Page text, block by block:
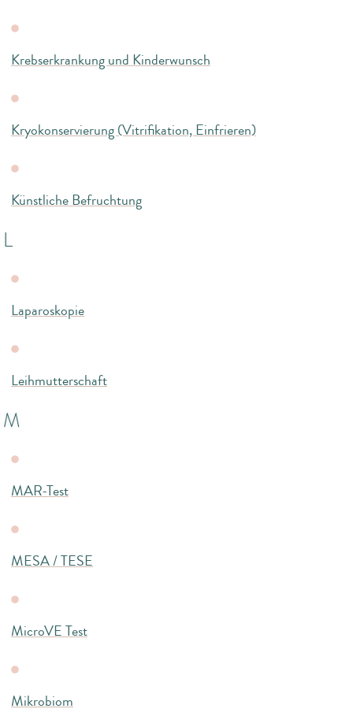
Krebserkrankung und Kinderwunsch
Kryokonservierung (Vitrifikation, Einfrieren)
Künstliche Befruchtung
L
Laparoskopie
Leihmutterschaft
M
MAR-Test
MESA / TESE
MicroVE Test
Mikrobiom